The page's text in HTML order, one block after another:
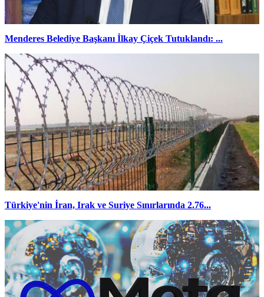
Menderes Belediye Başkanı İlkay Çiçek Tutuklandı: ...
Türkiye'nin İran, Irak ve Suriye Sınırlarında 2.76...